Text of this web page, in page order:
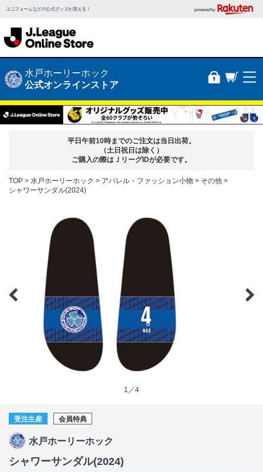
ユニフォームなどの公式グッズが買える！ powered by
水戸ホーリーホック
公式オンラインストア
平日午前10時までのご注文は当日出荷。
（土日祝日は除く）
ご購入の際はＪリーグIDが必要です。
TOP 水戸ホーリーホック アパレル・ファッション小物
その他
シャワーサンダル(2024)
1／4
受注生産 会員特典
水戸ホーリーホック
シャワーサンダル(2024)